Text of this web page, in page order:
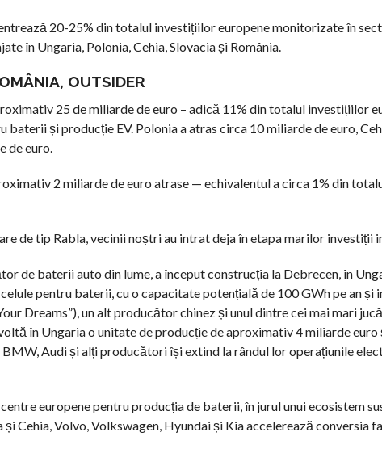
20-25% din totalul investițiilor europene monitorizate în
în Ungaria, Polonia, Cehia, Slovacia și România.
OUTSIDER
25 de miliarde de euro – adică 11% din totalul investițiilor
și producție EV. Polonia a atras circa 10 miliarde de euro,
de euro.
2 miliarde de euro atrase — echivalentul a circa 1% din
de tip Rabla, vecinii noștri au intrat deja în etapa marilor investiții
de baterii auto din lume, a început construcția la Debrecen, în
pentru baterii, cu o capacitate potențială de 100 GWh pe an și
Dreams”), un alt producător chinez și unul dintre cei mai mari
în Ungaria o unitate de producție de aproximativ 4 miliarde euro
Audi și alți producători își extind la rândul lor operațiunile
europene pentru producția de baterii, în jurul unui ecosistem
Cehia, Volvo, Volkswagen, Hyundai și Kia accelerează conversia